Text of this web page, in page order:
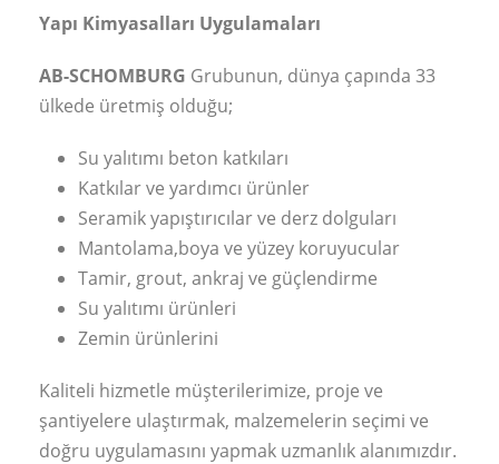
Yapı Kimyasalları Uygulamaları
AB-SCHOMBURG Grubunun, dünya çapında 33
ülkede üretmiş olduğu;
Su yalıtımı beton katkıları
Katkılar ve yardımcı ürünler
Seramik yapıştırıcılar ve derz dolguları
Mantolama,boya ve yüzey koruyucular
Tamir, grout, ankraj ve güçlendirme
Su yalıtımı ürünleri
Zemin ürünlerini
Kaliteli hizmetle müşterilerimize, proje ve
şantiyelere ulaştırmak, malzemelerin seçimi ve
doğru uygulamasını yapmak uzmanlık alanımızdır.